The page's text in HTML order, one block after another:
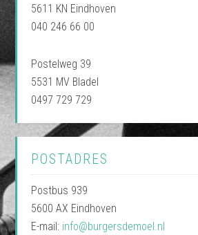
5611 KN Eindhoven
040 246 66 00
Postelweg 39
5531 MV Bladel
0497 729 729
POSTADRES
Postbus 939
5600 AX Eindhoven
E-mail: info@burgersdemoel.nl